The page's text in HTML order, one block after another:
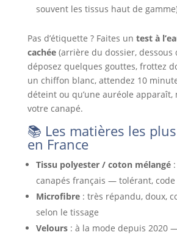
souvent les tissus haut de
Pas d’étiquette ? Faites un test à
cachée(arrière du dossier, dessous
déposez quelques gouttes, frottez
un chiffon blanc, attendez 10
déteint ou qu’une auréole apparaît,
votre canapé.
📚 Les matières les
en France
Tissu polyester / coton mélangé:
canapés français — tolérant,
Microfibre: très répandu, doux,
selon le tissage
Velours: à la mode depuis 2020